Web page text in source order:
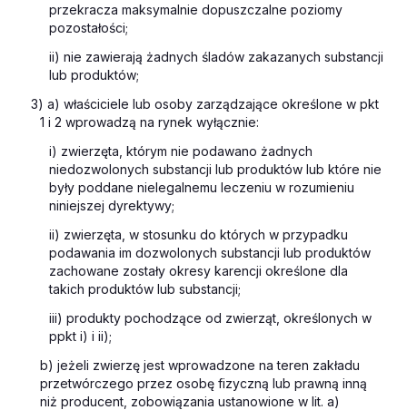
przekracza maksymalnie dopuszczalne poziomy
pozostałości;
ii) nie zawierają żadnych śladów zakazanych substancji
lub produktów;
3) a) właściciele lub osoby zarządzające określone w pkt
1 i 2 wprowadzą na rynek wyłącznie:
i) zwierzęta, którym nie podawano żadnych
niedozwolonych substancji lub produktów lub które nie
były poddane nielegalnemu leczeniu w rozumieniu
niniejszej dyrektywy;
ii) zwierzęta, w stosunku do których w przypadku
podawania im dozwolonych substancji lub produktów
zachowane zostały okresy karencji określone dla
takich produktów lub substancji;
iii) produkty pochodzące od zwierząt, określonych w
ppkt i) i ii);
b) jeżeli zwierzę jest wprowadzone na teren zakładu
przetwórczego przez osobę fizyczną lub prawną inną
niż producent, zobowiązania ustanowione w lit. a)